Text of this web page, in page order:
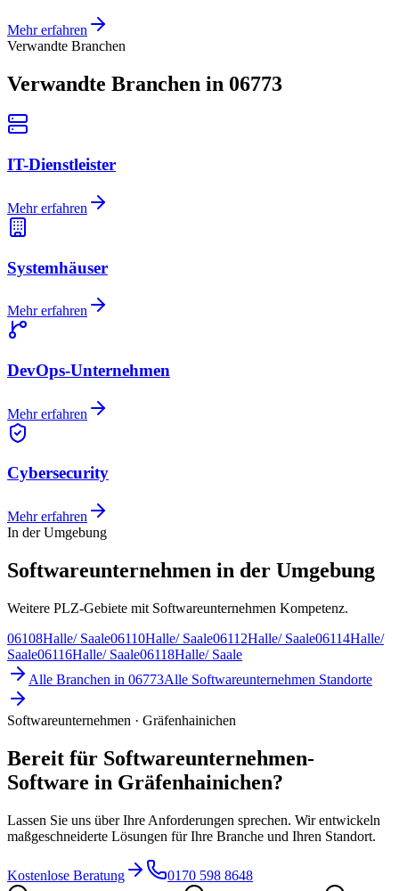
Mehr erfahren
Verwandte Branchen
Verwandte Branchen in 06773
IT-Dienstleister
Mehr erfahren
Systemhäuser
Mehr erfahren
DevOps-Unternehmen
Mehr erfahren
Cybersecurity
Mehr erfahren
In der Umgebung
Softwareunternehmen in der Umgebung
Weitere PLZ-Gebiete mit Softwareunternehmen Kompetenz.
06108Halle/ Saale06110Halle/ Saale06112Halle/ Saale06114Halle/
Saale06116Halle/ Saale06118Halle/ Saale
Alle Branchen in 06773Alle Softwareunternehmen Standorte
Softwareunternehmen · Gräfenhainichen
Bereit für Softwareunternehmen-
Software in Gräfenhainichen?
Lassen Sie uns über Ihre Anforderungen sprechen. Wir entwickeln
maßgeschneiderte Lösungen für Ihre Branche und Ihren Standort.
Kostenlose Beratung
0170 598 8648